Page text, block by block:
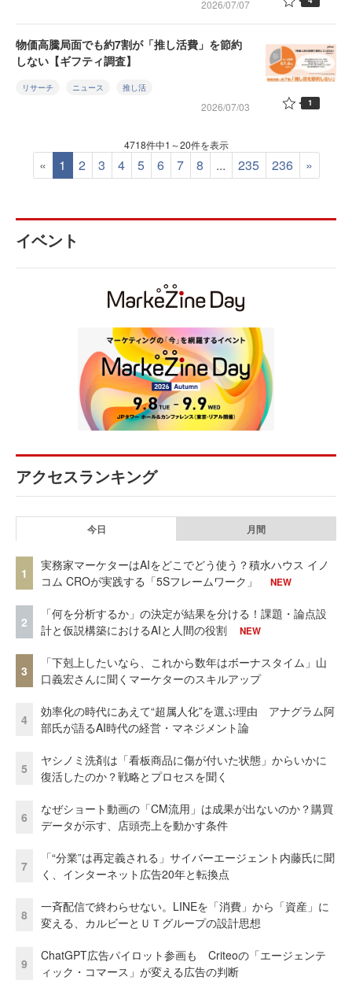
2026/07/07
物価高騰局面でも約7割が「推し活費」を節約
しない【ギフティ調査】
リサーチ ニュース 推し活
2026/07/03 1
4718件中1～20件を表示
« 1 2 3 4 5 6 7 8 ... 235 236 »
イベント
アクセスランキング
今日 月間
1
実務家マーケターはAIをどこでどう使う？積水ハウス イノ
コム CROが実践する「5Sフレームワーク」
NEW
2
「何を分析するか」の決定が結果を分ける！課題・論点設
計と仮説構築におけるAIと人間の役割
NEW
3
「下剋上したいなら、これから数年はボーナスタイム」山
口義宏さんに聞くマーケターのスキルアップ
4
効率化の時代にあえて“超属人化”を選ぶ理由 アナグラム阿
部氏が語るAI時代の経営・マネジメント論
5
ヤシノミ洗剤は「看板商品に傷が付いた状態」からいかに
復活したのか？戦略とプロセスを聞く
6
なぜショート動画の「CM流用」は成果が出ないのか？購買
データが示す、店頭売上を動かす条件
7
「“分業”は再定義される」サイバーエージェント内藤氏に聞
く、インターネット広告20年と転換点
8
一斉配信で終わらせない。LINEを「消費」から「資産」に
変える、カルビーとＵＴグループの設計思想
9
ChatGPT広告パイロット参画も Criteoの「エージェンテ
ィック・コマース」が変える広告の判断